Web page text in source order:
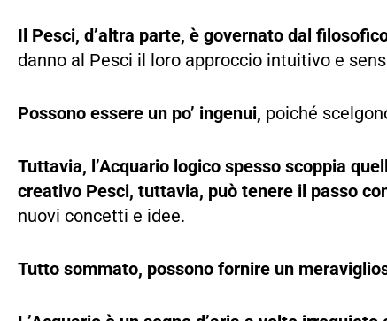
Il Pesci, d’altra parte, è governato dal
danno al Pesci il loro approccio intuitivo e
Possono essere un po’ ingenui, poiché
Tuttavia, l’Acquario logico spesso scoppia
creativo Pesci, tuttavia, può tenere il passo
nuovi concetti e idee.
Tutto sommato, possono fornire un